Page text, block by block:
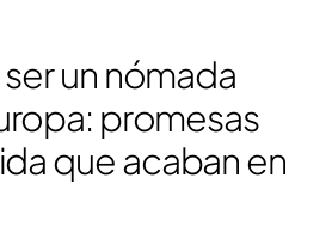
un nómada
promesas
que acaban en